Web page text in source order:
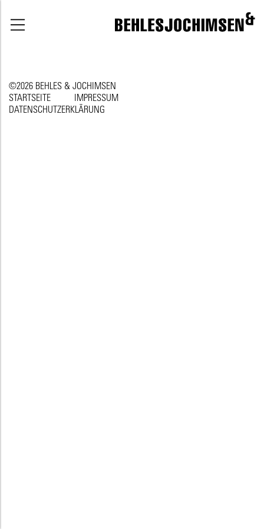
©2026 BEHLES & JOCHIMSEN
STARTSEITE
IMPRESSUM
DATENSCHUTZERKLÄRUNG